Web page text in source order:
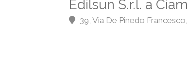
Edilsun S.r.l. a
39, Via De Pinedo